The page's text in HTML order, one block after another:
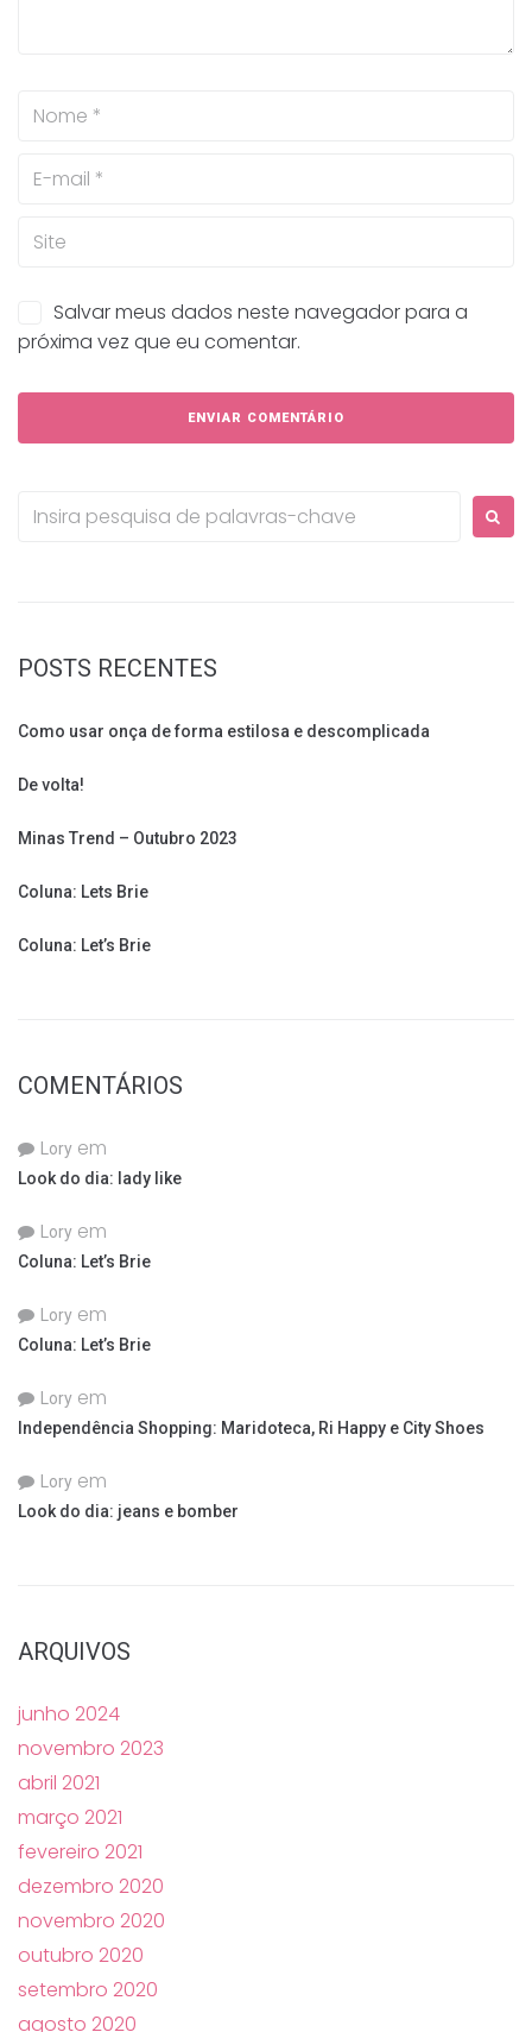
Salvar meus dados neste navegador para a
próxima vez que eu comentar.
Procurar:
POSTS RECENTES
Como usar onça de forma estilosa e descomplicada
De volta!
Minas Trend – Outubro 2023
Coluna: Lets Brie
Coluna: Let’s Brie
COMENTÁRIOS
Lory em
Look do dia: lady like
Lory em
Coluna: Let’s Brie
Lory em
Coluna: Let’s Brie
Lory em
Independência Shopping: Maridoteca, Ri Happy e City Shoes
Lory em
Look do dia: jeans e bomber
ARQUIVOS
junho 2024
novembro 2023
abril 2021
março 2021
fevereiro 2021
dezembro 2020
novembro 2020
outubro 2020
setembro 2020
agosto 2020